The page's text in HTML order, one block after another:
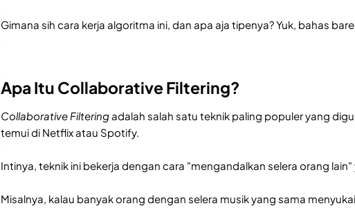
Gimana sih cara kerja algoritma ini, dan apa aja tipenya? Yuk, bahas
Apa Itu Collaborative Filtering?
Collaborative Filteringadalah salah satu teknik paling populer yang
temui di Netflix atau Spotify.
Intinya, teknik ini bekerja dengan cara "mengandalkan selera orang
Misalnya, kalau banyak orang dengan selera musik yang sama